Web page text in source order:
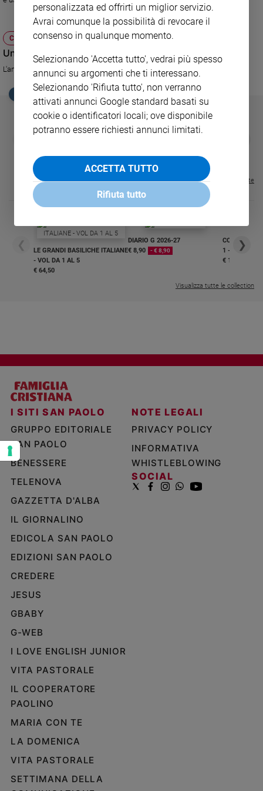
Sanremo
Cinema,
Tv
e
educazione
Genitori
Coppia
Riflessioni
Foto
Video
Privacy
Policy
siamo
Contatti
Pubblicità
Redazione
Social
CULTURA E SPETTACOLI
Un cane per ritrovare la creatività
L'amicizia tra un cucciolo e uno scrittore
GBABY
FAMIGLIA CRISTIANA
Visualizza tutte le riviste
❮
LE GRANDI BASILICHE ITALIANE
- VOL DA 1 AL 5
€ 64,50
DIARIO G 2026-27
€ 8,90
- € 8,90
COLLANA
1 - 2
€ 18,50
❯
Visualizza tutte le collection
I SITI SAN PAOLO
GRUPPO EDITORIALE
SAN PAOLO
BENESSERE
TELENOVA
GAZZETTA D'ALBA
IL GIORNALINO
EDICOLA SAN PAOLO
EDIZIONI SAN PAOLO
CREDERE
JESUS
GBABY
G-WEB
I LOVE ENGLISH JUNIOR
VITA PASTORALE
IL COOPERATORE
PAOLINO
MARIA CON TE
LA DOMENICA
VITA PASTORALE
SETTIMANA DELLA
NOTE LEGALI
PRIVACY POLICY
INFORMATIVA
WHISTLEBLOWING
SOCIAL
personalizzata ed offrirti un miglior servizio.
Avrai comunque la possibilità di revocare il
consenso in qualunque momento.
Selezionando 'Accetta tutto', vedrai più spesso
annunci su argomenti che ti interessano.
Selezionando 'Rifiuta tutto', non verranno
attivati annunci Google standard basati su
cookie o identificatori locali; ove disponibile
potranno essere richiesti annunci limitati.
ACCETTA TUTTO
Rifiuta tutto